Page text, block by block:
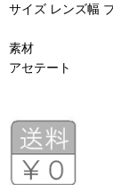
サイズ レンズ幅
素材
アセテート